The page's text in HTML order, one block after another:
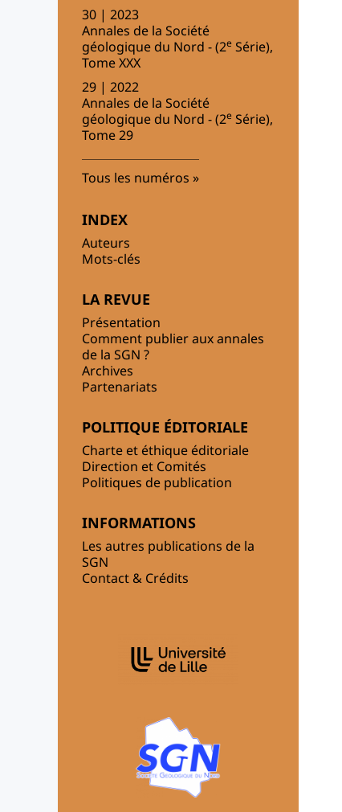
30 | 2023
Annales de la Société
géologique du Nord - (2e Série),
Tome XXX
29 | 2022
Annales de la Société
géologique du Nord - (2e Série),
Tome 29
Tous les numéros
INDEX
Auteurs
Mots-clés
LA REVUE
Présentation
Comment publier aux annales
de la SGN ?
Archives
Partenariats
POLITIQUE ÉDITORIALE
Charte et éthique éditoriale
Direction et Comités
Politiques de publication
INFORMATIONS
Les autres publications de la
SGN
Contact & Crédits